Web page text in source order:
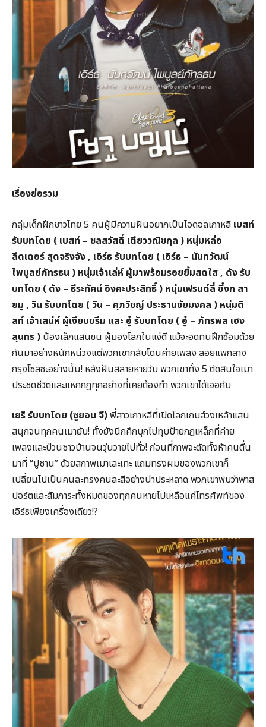
เรื่องย่อรวม
กลุ่มเด็กฝึกชาวไทย 5 คนผู้มีความฝันอยากเป็นไอดอลเกาหลี เบสท์
รับบทโดย ( เบสท์ – ชลสวัสดิ์ เตียววณิชกุล ) หนุ่มหล่อ
ลีดเดอร์ สุดจริงจัง , เอิร์ธ รับบทโดย ( เอิร์ธ – นันทวัฒน์
ไพบูลย์ภัทรธน ) หนุ่มเจ้าเล่ห์ ผู้มาพร้อมรอยยิ้มสดใส , ดัง รับ
บทโดย ( ดัง – ธีระทัศน์ อิงคะประสิทธิ์ ) หนุ่มเฟรนด์ลี่ ขี้งก สา
ยมู , วิน รับบทโดย ( วิน – ศุภวิชญ์ ประธานชัยมงคล ) หนุ่มติ
สท์ เจ้าเสน่ห์ ผู้เงียบขรึม และ อู๋ รับบทโดย ( อู๋ – ภัทรพล เฮง
สุนทร ) น้องเล็กแสนซน ผู้มองโลกในแง่ดี แม้จะอดทนฝึกซ้อมด้วย
กันมาอย่างหนักหน่วงแต่พวกเขากลับโดนค่ายเพลง ลอยแพกลาง
กรุงโซลซะอย่างนั้น! หลังฝันสลายหายวับ พวกเขาทั้ง 5 ตัดสินใจเมา
ประชดชีวิตและแหกกฎทุกอย่างที่เคยต้องทำ พวกเขาได้เจอกับ
เยริ รับบทโดย (ซูยอน จี)พี่สาวเกาหลีที่เปิดโลกเกมส์วงเหล้าแสน
สนุกจนทุกคนเมายับ! ทั้งยังนึกคึกบุกไปทุบป้ายกฎเหล็กที่ค่าย
เพลงและป่วนชาวบ้านจนวุ่นวายไปทั่ว! ก่อนที่ภาพจะตัดทั้งห้าคนตื่น
มาที่ “ปูชาน” ด้วยสภาพเมาเละเทะ แถมทรงผมของพวกเขาก็
เปลี่ยนไปเป็นคนละทรงคนละสีอย่างน่าประหลาด พวกเขาพบว่าพาส
ปอร์ตและสัมภาระทั้งหมดของทุกคนหายไปเหลือแค่โทรศัพท์ของ
เอิร์ธเพียงเครื่องเดียว!?